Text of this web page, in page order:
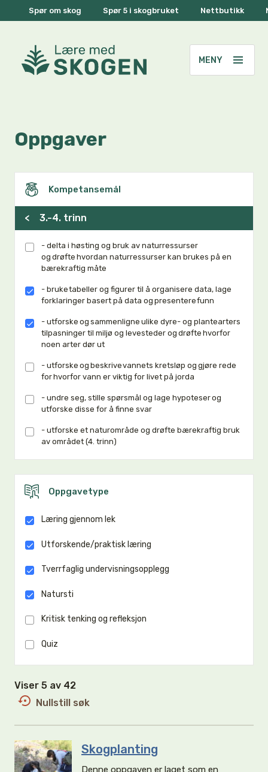
Spør om skog Spør 5 i skogbruket Nettbutikk
Oppgaver
Kompetansemål
< 3.-4. trinn
- delta i høsting og bruk av naturressurser
og drøfte hvordan naturressurser kan brukes på en
bærekraftig måte
- bruke tabeller og figurer til å organisere data, lage
forklaringer basert på data og presentere funn
- utforske og sammenligne ulike dyre- og plantearters
tilpasninger til miljø og levesteder og drøfte hvorfor
noen arter dør ut
- utforske og beskrive vannets kretsløp og gjøre rede
for hvorfor vann er viktig for livet på jorda
- undre seg, stille spørsmål og lage hypoteser og
utforske disse for å finne svar
- utforske et naturområde og drøfte bærekraftig bruk
av området (4. trinn)
Oppgavetype
Læring gjennom lek
Utforskende/praktisk læring
Tverrfaglig undervisningsopplegg
Natursti
Kritisk tenking og refleksjon
Quiz
Viser 5 av 42
Nullstill søk
Skogplanting
Denne oppgaven er laget som en